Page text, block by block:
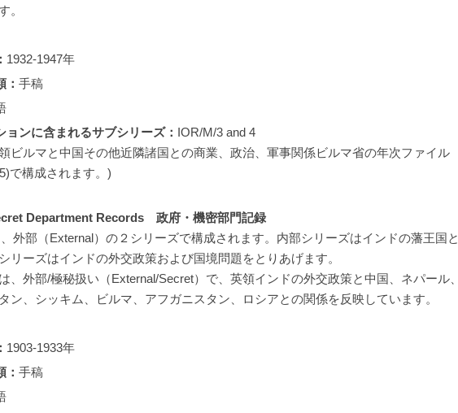
。
1932-1947年
： 手稿
ョンに含まれるサブシリーズ： IOR/M/3 and 4
ビルマと中国その他近隣諸国との商業、政治、軍事関係ビルマ省の年次ファイル
で構成されます。)
Department Records 政府・機密部門記録
外部（External）の２シリーズで構成されます。内部シリーズはインドの藩王国と
リーズはインドの外交政策および国境問題をとりあげます。
、外部/極秘扱い（External/Secret）で、英領インドの外交政策と中国、ネパール、
ン、シッキム、ビルマ、アフガニスタン、ロシアとの関係を反映しています。
1903-1933年
： 手稿